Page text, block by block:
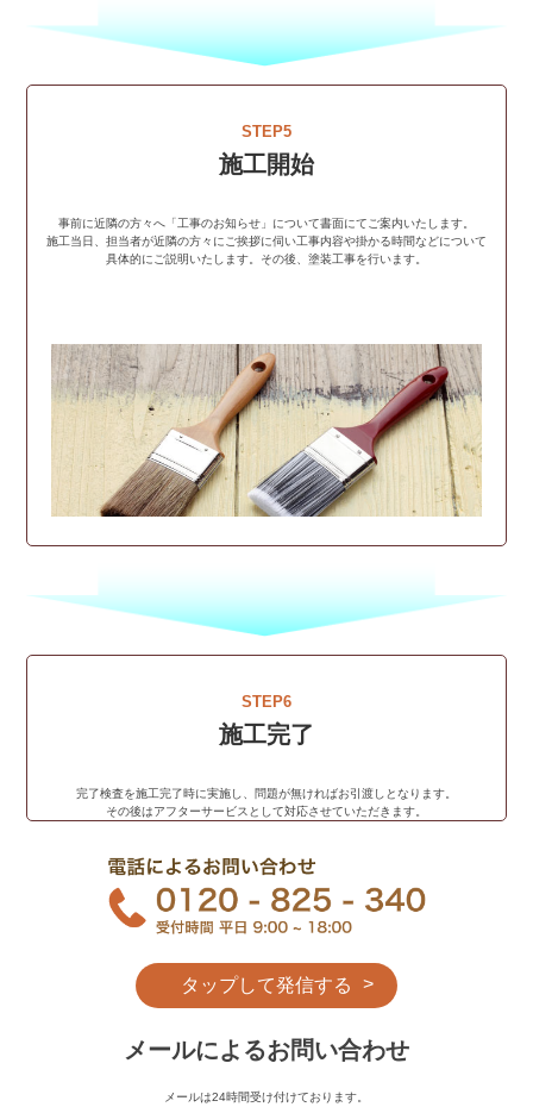
STEP5
施工開始
事前に近隣の方々へ「工事のお知らせ」について書面にてご案内いたします。
施工当日、担当者が近隣の方々にご挨拶に伺い工事内容や掛かる時間などについて
具体的にご説明いたします。その後、塗装工事を行います。
STEP6
施工完了
完了検査を施工完了時に実施し、問題が無ければお引渡しとなります。
その後はアフターサービスとして対応させていただきます。
タップして発信する
メールによるお問い合わせ
メールは24時間受け付けております。